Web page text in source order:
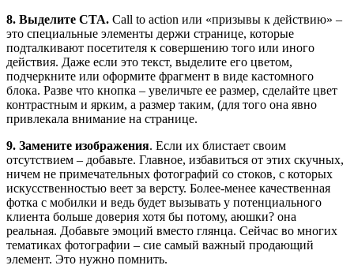
8. Выделите CTA. Call to action или «призывы к действию» –
это специальные элементы держи странице, которые
подталкивают посетителя к совершению того или иного
действия. Даже если это текст, выделите его цветом,
подчеркните или оформите фрагмент в виде кастомного
блока. Разве что кнопка – увеличьте ее размер, сделайте цвет
контрастным и ярким, а размер таким, (для того она явно
привлекала внимание на странице.
9. Замените изображения. Если их блистает своим
отсутствием – добавьте. Главное, избавиться от этих скучных,
ничем не примечательных фотографий со стоков, с которых
искусственностью веет за версту. Более-менее качественная
фотка с мобилки и ведь будет вызывать у потенциального
клиента больше доверия хотя бы потому, аюшки? она
реальная. Добавьте эмоций вместо глянца. Сейчас во многих
тематиках фотографии – сие самый важный продающий
элемент. Это нужно помнить.